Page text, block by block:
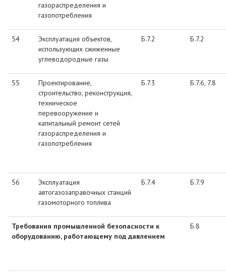
газораспределения и
газопотребления
54
Эксплуатация объектов,
использующих сжиженные
углеводородные газы
Б.7.2 Б.7.2
55
Проектирование,
строительство, реконструкция,
техническое
перевооружение и
капитальный ремонт сетей
газораспределения и
газопотребления
Б.7.3 Б.7.6, 7.8
56
Эксплуатация
автогазозаправочных станций
газомоторного топлива
Б.7.4 Б.7.9
Требования промышленной безопасности к
оборудованию, работающему под давлением
Б.8